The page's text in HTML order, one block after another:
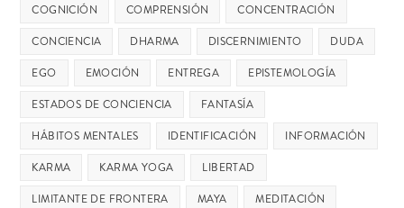
COGNICIÓN
COMPRENSIÓN
CONCENTRACIÓN
CONCIENCIA
DHARMA DISCERNIMIENTO
DUDA
EGO
EMOCIÓN ENTREGA
EPISTEMOLOGÍA
ESTADOS DE CONCIENCIA
FANTASÍA
HÁBITOS MENTALES
IDENTIFICACIÓN
INFORMACIÓN
KARMA
KARMA YOGA
LIBERTAD
LIMITANTE DE FRONTERA
MAYA
MEDITACIÓN